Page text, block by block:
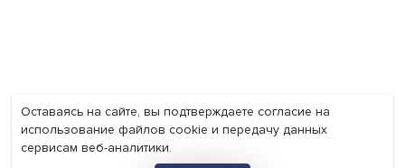
Политика конфиденциальности
Соглашение на обработку персональных данных